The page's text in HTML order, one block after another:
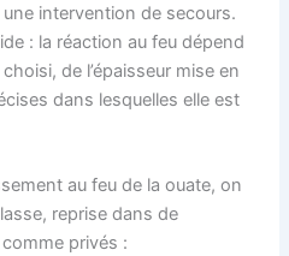
intervention de secours.
: la réaction au feu dépend
de l’épaisseur mise en
dans lesquelles elle est
au feu de la ouate, on
reprise dans de
privés :